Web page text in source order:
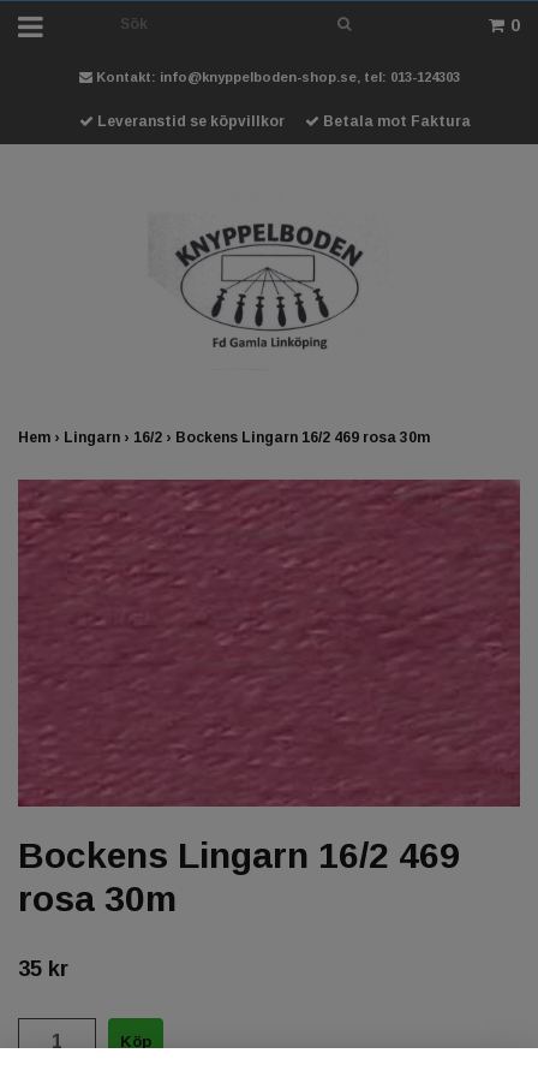
0
Kontakt: info@knyppelboden-shop.se, tel: 013-124303
Leveranstid se köpvillkor Betala mot Faktura
Hem › Lingarn › 16/2 › Bockens Lingarn 16/2 469 rosa 30m
Bockens Lingarn 16/2 469
rosa 30m
35 kr